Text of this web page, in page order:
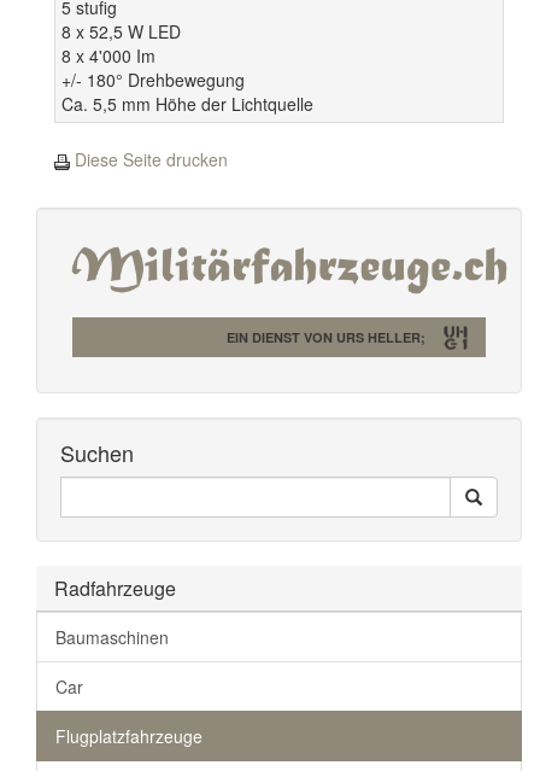
5 stufig
8 x 52,5 W LED
8 x 4'000 Im
+/- 180° Drehbewegung
Ca. 5,5 mm Höhe der Lichtquelle
Diese Seite drucken
EIN DIENST VON URS HELLER;
Suchen
Durchsuchen
Radfahrzeuge
Baumaschinen
Car
Flugplatzfahrzeuge